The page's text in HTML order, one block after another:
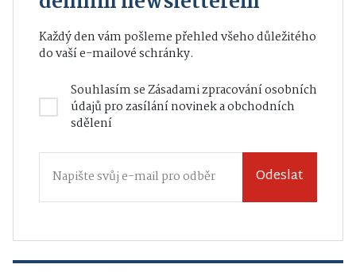
Každý den vám pošleme přehled všeho důležitého
do vaší e-mailové schránky.
Souhlasím seZásadami zpracování osobních
údajůpro zasílání novinek a obchodních
sdělení
Odeslat